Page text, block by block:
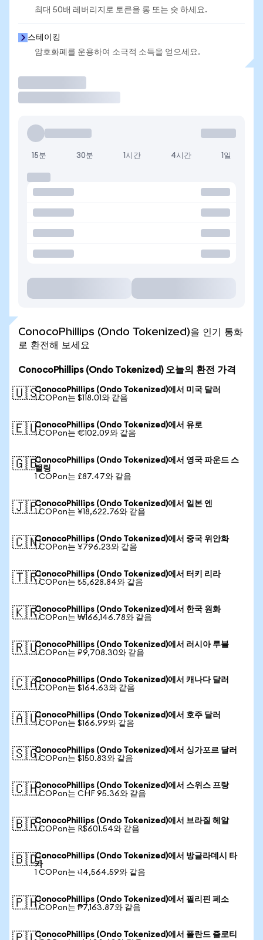
최대 50배 레버리지로 토큰을 롱 또는 숏 하세요.
스테이킹
암호화폐를 운용하여 소극적 소득을 얻으세요.
15분 30분 1시간 4시간 1일
ConocoPhillips (Ondo Tokenized)을 인기 통화
로 환전해 보세요
ConocoPhillips (Ondo Tokenized) 오늘의 환전 가격
🇺🇸ConocoPhillips (Ondo Tokenized)에서 미국 달러
1 COPon는 $118.01와 같음
🇪🇺ConocoPhillips (Ondo Tokenized)에서 유로
1 COPon는 €102.09와 같음
🇬🇧ConocoPhillips (Ondo Tokenized)에서 영국 파운드 스
털링
1 COPon는 £87.47와 같음
🇯🇵ConocoPhillips (Ondo Tokenized)에서 일본 엔
1 COPon는 ¥18,622.76와 같음
🇨🇳ConocoPhillips (Ondo Tokenized)에서 중국 위안화
1 COPon는 ¥796.23와 같음
🇹🇷ConocoPhillips (Ondo Tokenized)에서 터키 리라
1 COPon는 ₺5,628.84와 같음
🇰🇷ConocoPhillips (Ondo Tokenized)에서 한국 원화
1 COPon는 ₩166,146.78와 같음
🇷🇺ConocoPhillips (Ondo Tokenized)에서 러시아 루블
1 COPon는 ₽9,708.30와 같음
🇨🇦ConocoPhillips (Ondo Tokenized)에서 캐나다 달러
1 COPon는 $164.63와 같음
🇦🇺ConocoPhillips (Ondo Tokenized)에서 호주 달러
1 COPon는 $166.99와 같음
🇸🇬ConocoPhillips (Ondo Tokenized)에서 싱가포르 달러
1 COPon는 $150.83와 같음
🇨🇭ConocoPhillips (Ondo Tokenized)에서 스위스 프랑
1 COPon는 CHF 95.36와 같음
🇧🇷ConocoPhillips (Ondo Tokenized)에서 브라질 헤알
1 COPon는 R$601.54와 같음
🇧🇩ConocoPhillips (Ondo Tokenized)에서 방글라데시 타
카
1 COPon는 ৳14,564.59와 같음
🇵🇭ConocoPhillips (Ondo Tokenized)에서 필리핀 페소
1 COPon는 ₱7,163.87와 같음
ConocoPhillips (Ondo Tokenized)에서 폴란드 즐로티